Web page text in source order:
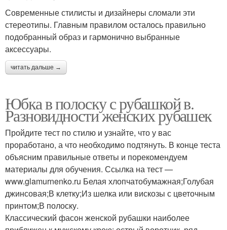
Современные стилисты и дизайнеры сломали эти
стереотипы. Главным правилом осталось правильно
подобранный образ и гармонично выбранные
аксессуары.
читать дальше →
Юбка в полоску с рубашкой в.
Разновидности женских рубашек
Пройдите тест по стилю и узнайте, что у вас
проработано, а что необходимо подтянуть. В конце теста
объясним правильные ответы и порекомендуем
материалы для обучения. Ссылка на тест —
www.glamurnenko.ru Белая хлопчатобумажная;Голубая
джинсовая;В клетку;Из шелка или вискозы с цветочным
принтом;В полоску.
Классический фасон женской рубашки наиболее